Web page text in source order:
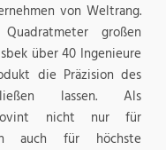
von Weltrang.
großen
über 40 Ingenieure
die Präzision des
lassen. Als
nicht nur für
auch für höchste